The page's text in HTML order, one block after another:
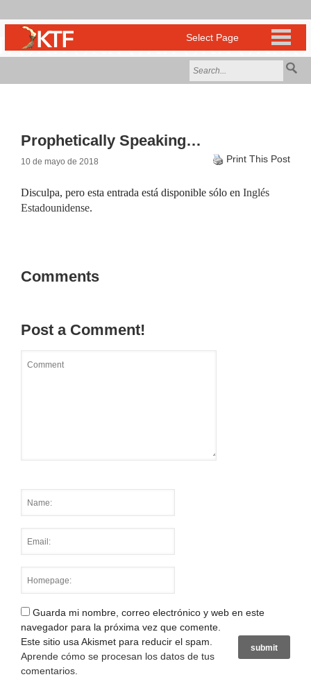
Prophetically Speaking…
10 de mayo de 2018 Print This Post
Disculpa, pero esta entrada está disponible sólo en Inglés
Estadounidense.
Comments
Post a Comment!
Guarda mi nombre, correo electrónico y web en este
navegador para la próxima vez que comente.
Este sitio usa Akismet para reducir el spam.
Aprende cómo se procesan los datos de tus
comentarios